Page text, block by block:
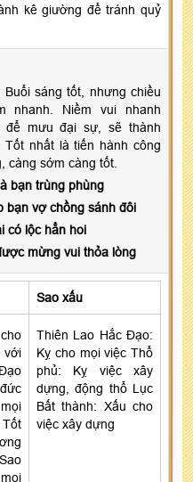
kê giường để tránh quỷ
sáng tốt, nhưng chiều
nhanh. Niềm vui nhanh
để mưu đại sự, sẽ thành
nhất là tiến hành công
càng sớm càng tốt.
bạn trùng phùng
bạn vợ chồng sánh đôi
có lộc hẳn hoi
mừng vui thỏa lòng
Sao xấu
với
Thiên Lao Hắc Đạo:
Kỵ cho mọi việc Thổ
phủ: Kỵ việc xây
dựng, động thổ Lục
Bất thành: Xấu cho
việc xây dựng